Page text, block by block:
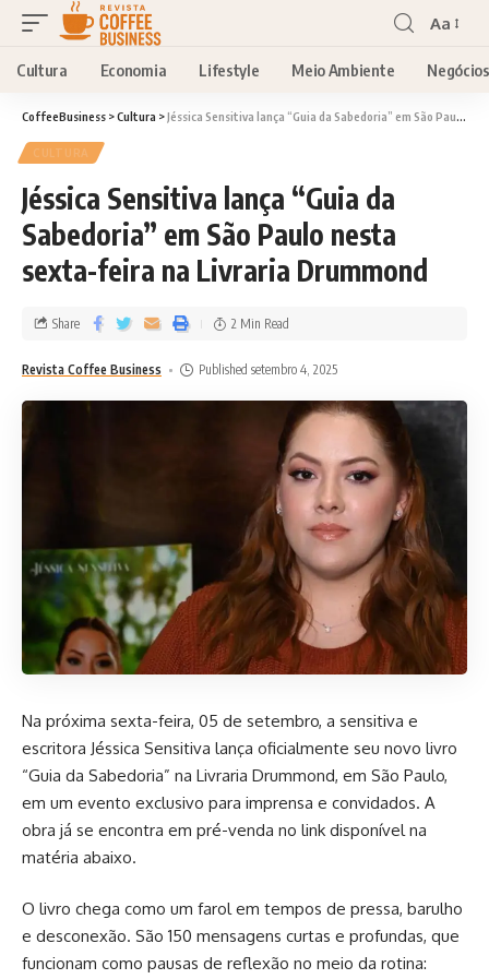
Aa
Cultura Economia Lifestyle Meio Ambiente Negócios
CoffeeBusiness >Cultura >Jéssica Sensitiva lança “Guia da Sabedoria” em São Paulo nesta sexta-feira na Livraria Drummond
CULTURA
Jéssica Sensitiva lança “Guia da
Sabedoria” em São Paulo nesta
sexta-feira na Livraria Drummond
Revista Coffee Business Published setembro 4, 2025
Share 2 Min Read
Na próxima sexta-feira, 05 de setembro, a sensitiva e
escritora Jéssica Sensitiva lança oficialmente seu novo livro
“Guia da Sabedoria” na Livraria Drummond, em São Paulo,
em um evento exclusivo para imprensa e convidados. A
obra já se encontra em pré-venda no link disponível na
matéria abaixo.
O livro chega como um farol em tempos de pressa, barulho
e desconexão. São 150 mensagens curtas e profundas, que
funcionam como pausas de reflexão no meio da rotina: